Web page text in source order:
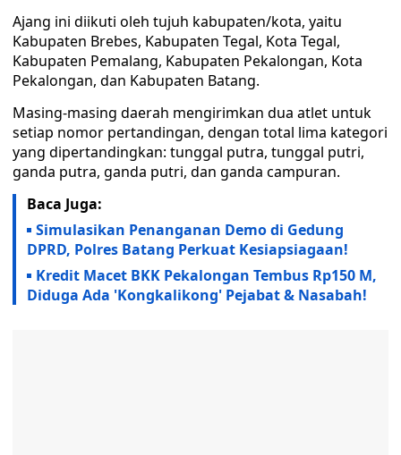
Ajang ini diikuti oleh tujuh kabupaten/kota, yaitu
Kabupaten Brebes, Kabupaten Tegal, Kota Tegal,
Kabupaten Pemalang, Kabupaten Pekalongan, Kota
Pekalongan, dan Kabupaten Batang.
Masing-masing daerah mengirimkan dua atlet untuk
setiap nomor pertandingan, dengan total lima kategori
yang dipertandingkan: tunggal putra, tunggal putri,
ganda putra, ganda putri, dan ganda campuran.
Baca Juga:
Simulasikan Penanganan Demo di Gedung
DPRD, Polres Batang Perkuat Kesiapsiagaan!
Kredit Macet BKK Pekalongan Tembus Rp150 M,
Diduga Ada 'Kongkalikong' Pejabat & Nasabah!